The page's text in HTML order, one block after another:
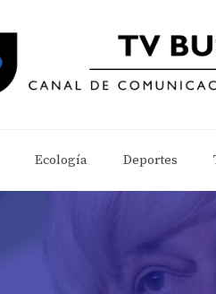
Ecología Deportes